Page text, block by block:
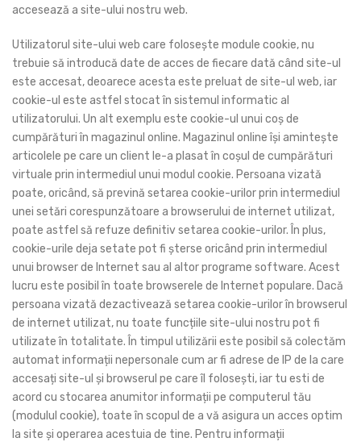
accesează a site-ului nostru web.
Utilizatorul site-ului web care folosește module cookie, nu
trebuie să introducă date de acces de fiecare dată când site-ul
este accesat, deoarece acesta este preluat de site-ul web, iar
cookie-ul este astfel stocat în sistemul informatic al
utilizatorului. Un alt exemplu este cookie-ul unui coș de
cumpărături în magazinul online. Magazinul online își amintește
articolele pe care un client le-a plasat în coșul de cumpărături
virtuale prin intermediul unui modul cookie. Persoana vizată
poate, oricând, să prevină setarea cookie-urilor prin intermediul
unei setări corespunzătoare a browserului de internet utilizat,
poate astfel să refuze definitiv setarea cookie-urilor. În plus,
cookie-urile deja setate pot fi șterse oricând prin intermediul
unui browser de Internet sau al altor programe software. Acest
lucru este posibil în toate browserele de Internet populare. Dacă
persoana vizată dezactivează setarea cookie-urilor în browserul
de internet utilizat, nu toate funcțiile site-ului nostru pot fi
utilizate în totalitate. În timpul utilizării este posibil să colectăm
automat informații nepersonale cum ar fi adrese de IP de la care
accesați site-ul și browserul pe care îl folosești, iar tu esti de
acord cu stocarea anumitor informații pe computerul tău
(modulul cookie), toate în scopul de a vă asigura un acces optim
la site și operarea acestuia de tine. Pentru informații